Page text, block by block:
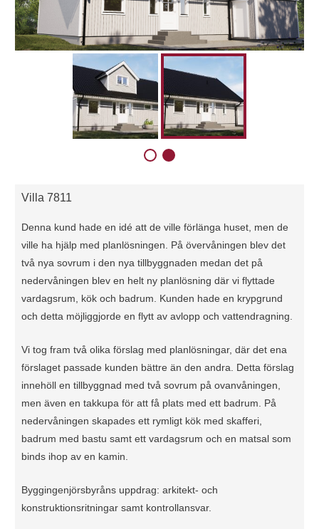
Villa 7811
Denna kund hade en idé att de ville förlänga huset, men de
ville ha hjälp med planlösningen. På övervåningen blev det
två nya sovrum i den nya tillbyggnaden medan det på
nedervåningen blev en helt ny planlösning där vi flyttade
vardagsrum, kök och badrum. Kunden hade en krypgrund
och detta möjliggjorde en flytt av avlopp och vattendragning.
Vi tog fram två olika förslag med planlösningar, där det ena
förslaget passade kunden bättre än den andra. Detta förslag
innehöll en tillbyggnad med två sovrum på ovanvåningen,
men även en takkupa för att få plats med ett badrum. På
nedervåningen skapades ett rymligt kök med skafferi,
badrum med bastu samt ett vardagsrum och en matsal som
binds ihop av en kamin.
Byggingenjörsbyråns uppdrag: arkitekt- och
konstruktionsritningar samt kontrollansvar.